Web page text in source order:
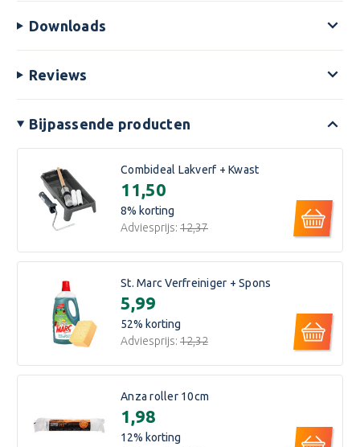
Downloads
Reviews
Bijpassende producten
Combideal Lakverf + Kwast
€11,50
8% korting
Adviesprijs: €12,37
St. Marc Verfreiniger + Spons
€5,99
52% korting
Adviesprijs: €12,32
Anza roller 10cm
€1,98
12% korting